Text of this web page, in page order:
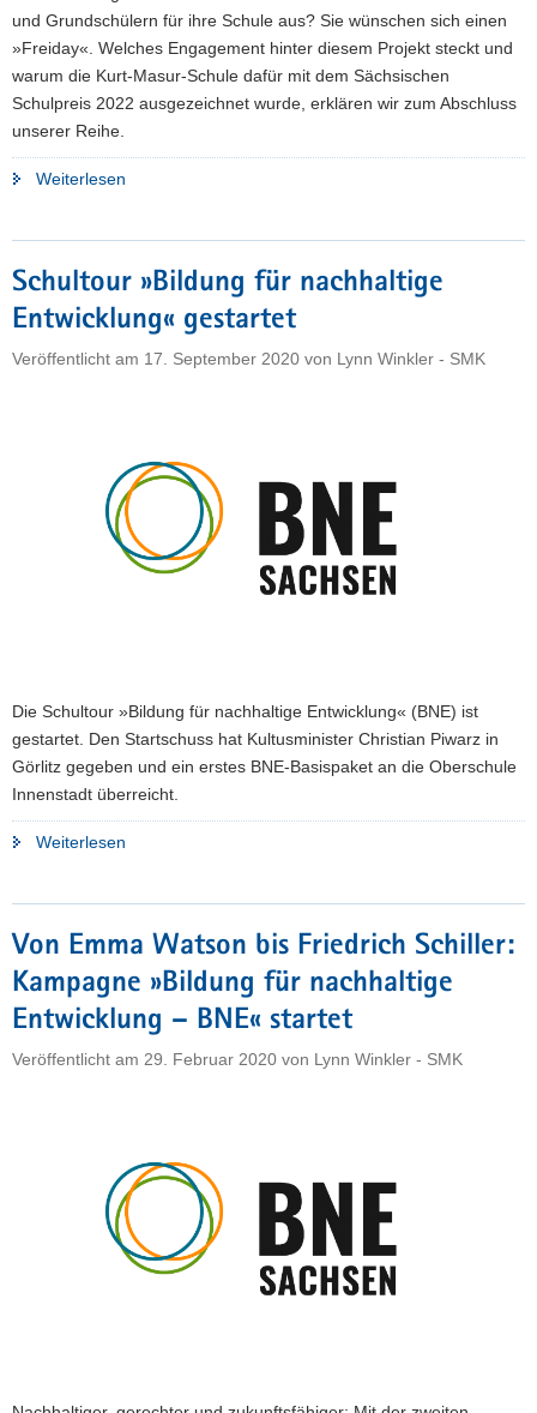
und Grundschülern für ihre Schule aus? Sie wünschen sich einen
»Freiday«. Welches Engagement hinter diesem Projekt steckt und
warum die Kurt-Masur-Schule dafür mit dem Sächsischen
Schulpreis 2022 ausgezeichnet wurde, erklären wir zum Abschluss
unserer Reihe.
Weiterlesen
Schultour »Bildung für nachhaltige
Entwicklung« gestartet
Veröffentlicht am 17. September 2020 von Lynn Winkler - SMK
Die Schultour »Bildung für nachhaltige Entwicklung« (BNE) ist
gestartet. Den Startschuss hat Kultusminister Christian Piwarz in
Görlitz gegeben und ein erstes BNE-Basispaket an die Oberschule
Innenstadt überreicht.
Weiterlesen
Entwicklung«
gestartet"
Von Emma Watson bis Friedrich Schiller:
Kampagne »Bildung für nachhaltige
Entwicklung – BNE« startet
Veröffentlicht am 29. Februar 2020 von Lynn Winkler - SMK